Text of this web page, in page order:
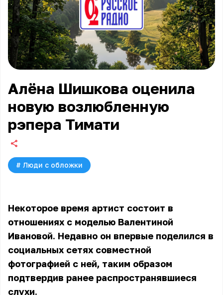
Алёна Шишкова оценила
новую возлюбленную
рэпера Тимати
# Люди с обложки
Некоторое время артист состоит в
отношениях с моделью Валентиной
Ивановой. Недавно он впервые поделился в
социальных сетях совместной
фотографией с ней, таким образом
подтвердив ранее распространявшиеся
слухи.